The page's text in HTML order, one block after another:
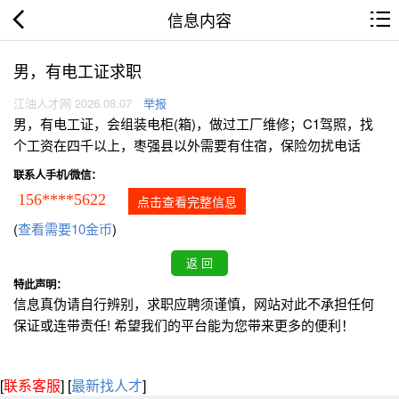
信息内容
男，有电工证求职
江油人才网 2026.08.07 举报
男，有电工证，会组装电柜(箱)，做过工厂维修；C1驾照，找
个工资在四千以上，枣强县以外需要有住宿，保险勿扰电话
联系人手机/微信：
156****5622 点击查看完整信息
(查看需要10金币)
特此声明：
信息真伪请自行辨别，求职应聘须谨慎，网站对此不承担任何
保证或连带责任! 希望我们的平台能为您带来更多的便利！
[联系客服] [最新找人才]